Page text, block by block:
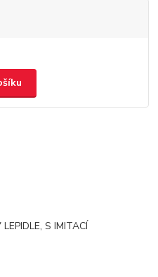
S IMITACÍ